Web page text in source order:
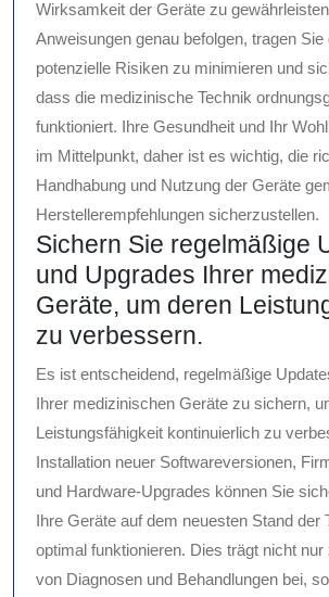
Wirksamkeit der Geräte zu
Anweisungen genau befolgen, tragen Sie
potenzielle Risiken zu minimieren und
dass die medizinische Technik
funktioniert. Ihre Gesundheit und Ihr
im Mittelpunkt, daher ist es wichtig, die
Handhabung und Nutzung der Geräte
Herstellerempfehlungen sicherzustellen.
Sichern Sie regelmäßige
und Upgrades Ihrer
Geräte, um deren
zu verbessern.
Es ist entscheidend, regelmäßige
Ihrer medizinischen Geräte zu sichern,
Leistungsfähigkeit kontinuierlich zu
Installation neuer Softwareversionen,
und Hardware-Upgrades können Sie
Ihre Geräte auf dem neuesten Stand der
optimal funktionieren. Dies trägt nicht
von Diagnosen und Behandlungen bei,